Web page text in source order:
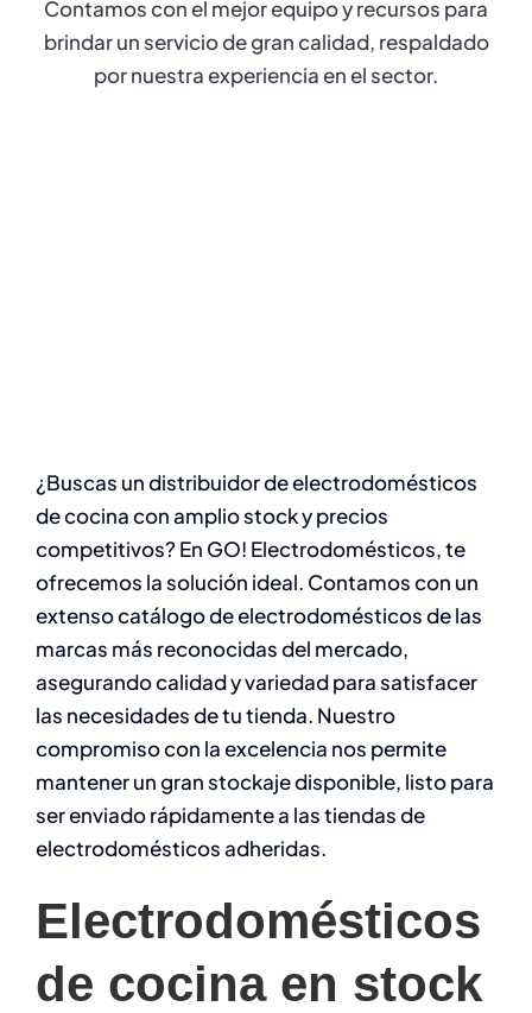
Contamos con el mejor equipo y recursos para
brindar un servicio de gran calidad, respaldado
por nuestra experiencia en el sector.
¿Buscas un distribuidor de electrodomésticos
de cocina con amplio stock y precios
competitivos? En GO! Electrodomésticos, te
ofrecemos la solución ideal. Contamos con un
extenso catálogo de electrodomésticos de las
marcas más reconocidas del mercado,
asegurando calidad y variedad para satisfacer
las necesidades de tu tienda. Nuestro
compromiso con la excelencia nos permite
mantener un gran stockaje disponible, listo para
ser enviado rápidamente a las tiendas de
electrodomésticos adheridas.
Electrodomésticos
de cocina en stock